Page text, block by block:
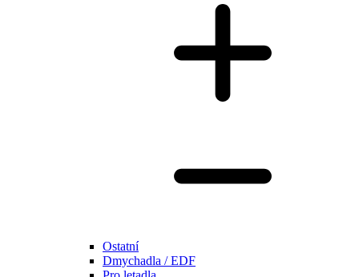
Ostatní
Dmychadla / EDF